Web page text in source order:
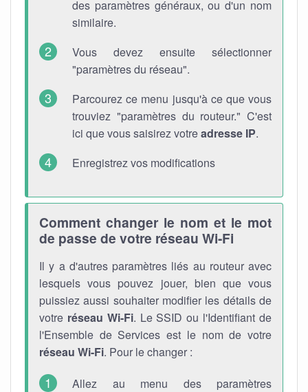
des paramètres généraux, ou d'un nom
similaire.
Vous devez ensuite sélectionner
"paramètres du réseau".
Parcourez ce menu jusqu'à ce que vous
trouviez "paramètres du routeur." C'est
ici que vous saisirez votreadresse IP.
Enregistrez vos modifications
Comment changer le nom et le mot
de passe de votre réseau Wi-Fi
Il y a d'autres paramètres liés au routeur avec
lesquels vous pouvez jouer, bien que vous
puissiez aussi souhaiter modifier les détails de
votre réseau Wi-Fi. Le SSID ou l'Identifiant de
l'Ensemble de Services est le nom de votre
réseau Wi-Fi. Pour le changer :
Allez au menu des paramètres